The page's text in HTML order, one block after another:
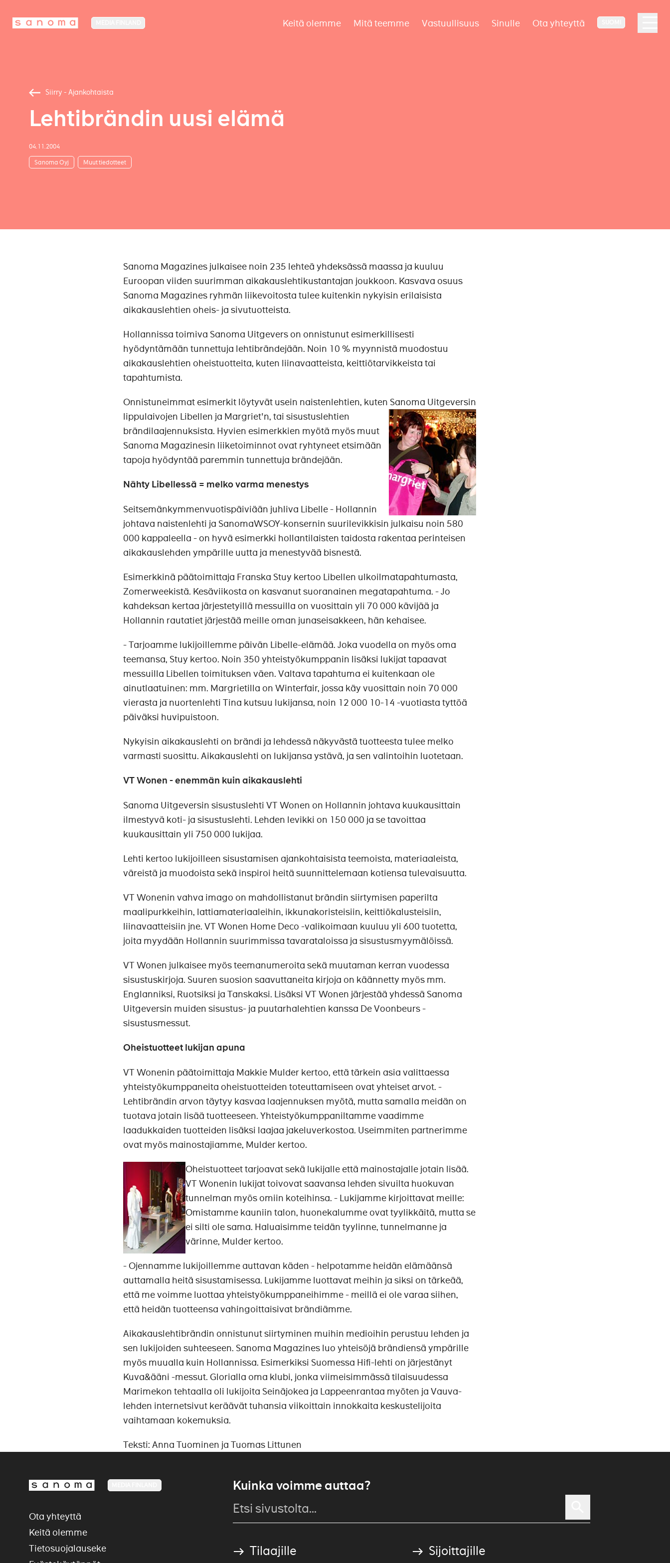
Keitä olemme Mitä teemme Vastuullisuus Sinulle Ota yhteyttä
Siirry - Ajankohtaista
Lehtibrändin uusi elämä
04.11.2004
Sanoma Oyj Muut tiedotteet
Sanoma Magazines julkaisee noin 235 lehteä yhdeksässä maassa ja kuuluu
Euroopan viiden suurimman aikakauslehtikustantajan joukkoon. Kasvava osuus
Sanoma Magazines ryhmän liikevoitosta tulee kuitenkin nykyisin erilaisista
aikakauslehtien oheis- ja sivutuotteista.
Hollannissa toimiva Sanoma Uitgevers on onnistunut esimerkillisesti
hyödyntämään tunnettuja lehtibrändejään. Noin 10 % myynnistä muodostuu
aikakauslehtien oheistuotteita, kuten liinavaatteista, keittiötarvikkeista tai
tapahtumista.
Onnistuneimmat esimerkit löytyvät usein naistenlehtien, kuten Sanoma Uitgeversin
lippulaivojen Libellen ja Margriet'n, tai sisustuslehtien
brändilaajennuksista. Hyvien esimerkkien myötä myös muut
Sanoma Magazinesin liiketoiminnot ovat ryhtyneet etsimään
tapoja hyödyntää paremmin tunnettuja brändejään.
Nähty Libellessä = melko varma menestys
Seitsemänkymmenvuotispäiviään juhliva Libelle - Hollannin
johtava naistenlehti ja SanomaWSOY-konsernin suurilevikkisin julkaisu noin 580
000 kappaleella - on hyvä esimerkki hollantilaisten taidosta rakentaa perinteisen
aikakauslehden ympärille uutta ja menestyvää bisnestä.
Esimerkkinä päätoimittaja Franska Stuy kertoo Libellen ulkoilmatapahtumasta,
Zomerweekistä. Kesäviikosta on kasvanut suoranainen megatapahtuma. - Jo
kahdeksan kertaa järjestetyillä messuilla on vuosittain yli 70 000 kävijää ja
Hollannin rautatiet järjestää meille oman junaseisakkeen, hän kehaisee.
- Tarjoamme lukijoillemme päivän Libelle-elämää. Joka vuodella on myös oma
teemansa, Stuy kertoo. Noin 350 yhteistyökumppanin lisäksi lukijat tapaavat
messuilla Libellen toimituksen väen. Valtava tapahtuma ei kuitenkaan ole
ainutlaatuinen: mm. Margrietilla on Winterfair, jossa käy vuosittain noin 70 000
vierasta ja nuortenlehti Tina kutsuu lukijansa, noin 12 000 10-14 -vuotiasta tyttöä
päiväksi huvipuistoon.
Nykyisin aikakauslehti on brändi ja lehdessä näkyvästä tuotteesta tulee melko
varmasti suosittu. Aikakauslehti on lukijansa ystävä, ja sen valintoihin luotetaan.
VT Wonen - enemmän kuin aikakauslehti
Sanoma Uitgeversin sisustuslehti VT Wonen on Hollannin johtava kuukausittain
ilmestyvä koti- ja sisustuslehti. Lehden levikki on 150 000 ja se tavoittaa
kuukausittain yli 750 000 lukijaa.
Lehti kertoo lukijoilleen sisustamisen ajankohtaisista teemoista, materiaaleista,
väreistä ja muodoista sekä inspiroi heitä suunnittelemaan kotiensa tulevaisuutta.
VT Wonenin vahva imago on mahdollistanut brändin siirtymisen paperilta
maalipurkkeihin, lattiamateriaaleihin, ikkunakoristeisiin, keittiökalusteisiin,
liinavaatteisiin jne. VT Wonen Home Deco -valikoimaan kuuluu yli 600 tuotetta,
joita myydään Hollannin suurimmissa tavarataloissa ja sisustusmyymälöissä.
VT Wonen julkaisee myös teemanumeroita sekä muutaman kerran vuodessa
sisustuskirjoja. Suuren suosion saavuttaneita kirjoja on käännetty myös mm.
Englanniksi, Ruotsiksi ja Tanskaksi. Lisäksi VT Wonen järjestää yhdessä Sanoma
Uitgeversin muiden sisustus- ja puutarhalehtien kanssa De Voonbeurs -
sisustusmessut.
Oheistuotteet lukijan apuna
VT Wonenin päätoimittaja Makkie Mulder kertoo, että tärkein asia valittaessa
yhteistyökumppaneita oheistuotteiden toteuttamiseen ovat yhteiset arvot. -
Lehtibrändin arvon täytyy kasvaa laajennuksen myötä, mutta samalla meidän on
tuotava jotain lisää tuotteeseen. Yhteistyökumppaniltamme vaadimme
laadukkaiden tuotteiden lisäksi laajaa jakeluverkostoa. Useimmiten partnerimme
ovat myös mainostajiamme, Mulder kertoo.
Oheistuotteet tarjoavat sekä lukijalle että mainostajalle jotain lisää.
VT Wonenin lukijat toivovat saavansa lehden sivuilta huokuvan
tunnelman myös omiin koteihinsa. - Lukijamme kirjoittavat meille:
Omistamme kauniin talon, huonekalumme ovat tyylikkäitä, mutta se
ei silti ole sama. Haluaisimme teidän tyylinne, tunnelmanne ja
värinne, Mulder kertoo.
- Ojennamme lukijoillemme auttavan käden - helpotamme heidän elämäänsä
auttamalla heitä sisustamisessa. Lukijamme luottavat meihin ja siksi on tärkeää,
että me voimme luottaa yhteistyökumppaneihimme - meillä ei ole varaa siihen,
että heidän tuotteensa vahingoittaisivat brändiämme.
Aikakauslehtibrändin onnistunut siirtyminen muihin medioihin perustuu lehden ja
sen lukijoiden suhteeseen. Sanoma Magazines luo yhteisöjä brändiensä ympärille
myös muualla kuin Hollannissa. Esimerkiksi Suomessa Hifi-lehti on järjestänyt
Kuva&ääni -messut. Glorialla oma klubi, jonka viimeisimmässä tilaisuudessa
Marimekon tehtaalla oli lukijoita Seinäjokea ja Lappeenrantaa myöten ja Vauva-
lehden internetsivut keräävät tuhansia viikoittain innokkaita keskustelijoita
vaihtamaan kokemuksia.
Teksti: Anna Tuominen ja Tuomas Littunen
Kuinka voimme auttaa?
Tilaajille Sijoittajille
Ota yhteyttä
Keitä olemme
Tietosuojalauseke